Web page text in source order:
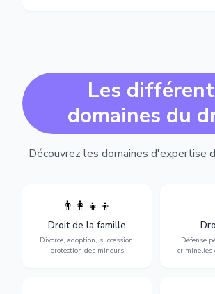
Les
domaines du
Découvrez les domaines d'expertise
👨‍👩‍👧‍👦
Droit de la famille
Divorce, adoption, succession,
protection des mineurs
Divorce, garde d'enfants,
adoption, succession et
protection des personnes
vulnérables.
Défense
criminelles
Expertise
vue
toute
ou